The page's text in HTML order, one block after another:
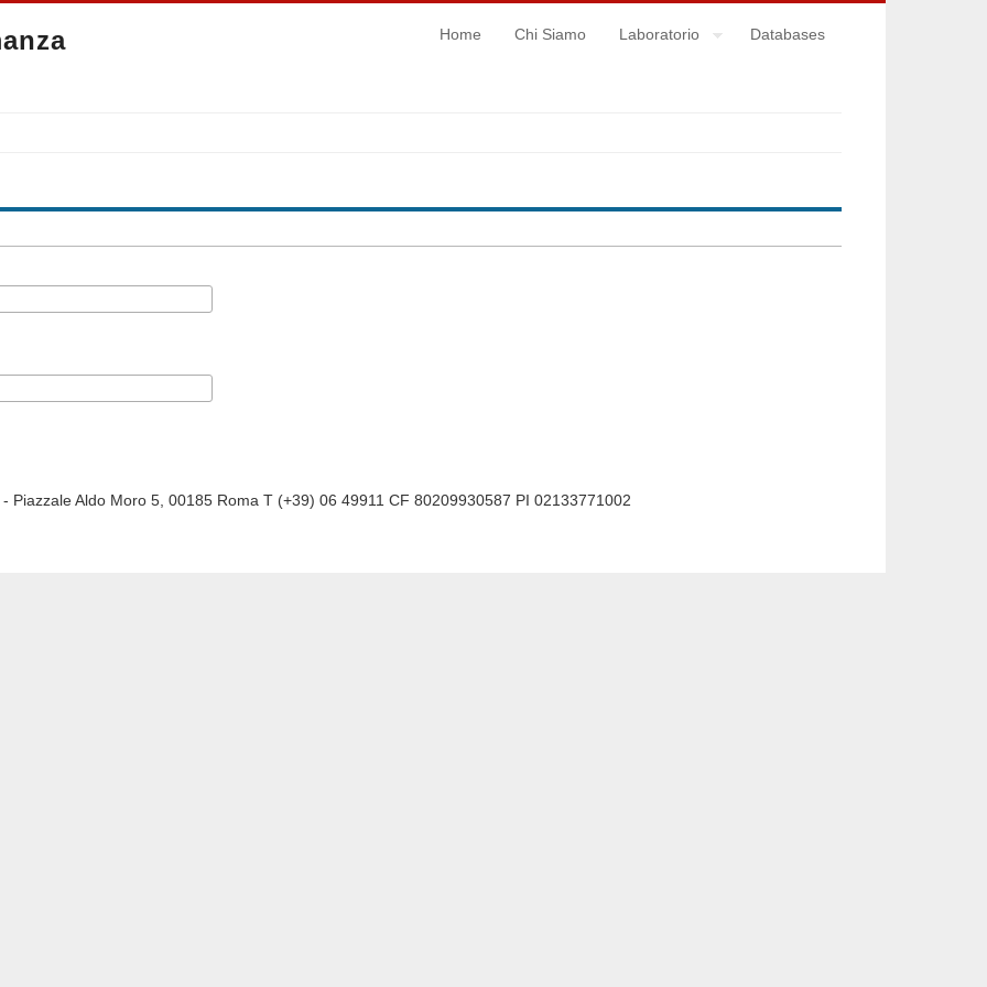
Home Chi Siamo Laboratorio Databases
- Piazzale Aldo Moro 5, 00185 Roma T (+39) 06 49911 CF 80209930587 PI 02133771002